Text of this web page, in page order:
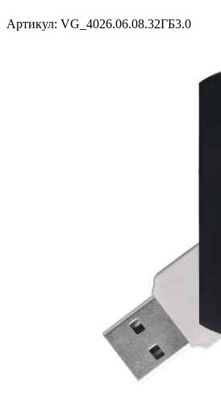
Артикул: VG_4026.06.08.32ГБ3.0